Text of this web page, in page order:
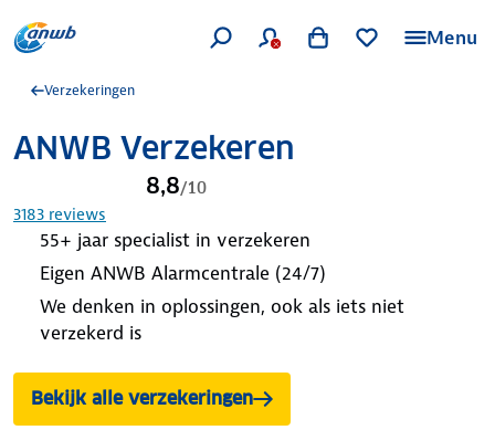
Menu
Verzekeringen
ANWB Verzekeren
8,8/10
3183 reviews
55+ jaar specialist in verzekeren
Eigen ANWB Alarmcentrale (24/7)
We denken in oplossingen, ook als iets niet
verzekerd is
Bekijk alle verzekeringen